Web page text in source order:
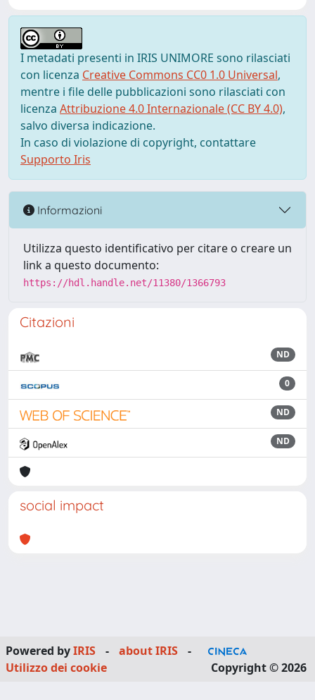
I metadati presenti in IRIS UNIMORE sono rilasciati
con licenza Creative Commons CC0 1.0 Universal,
mentre i file delle pubblicazioni sono rilasciati con
licenza Attribuzione 4.0 Internazionale (CC BY 4.0),
salvo diversa indicazione.
In caso di violazione di copyright, contattare
Supporto Iris
Informazioni
Utilizza questo identificativo per citare o creare un
link a questo documento:
https://hdl.handle.net/11380/1366793
Citazioni
ND
0
ND
ND
social impact
Powered byIRIS - about IRIS
-
Utilizzo dei cookie
Copyright © 2026